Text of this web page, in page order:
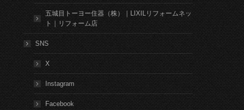
五城目トーヨー住器（株）｜LIXILリフォームネッ
ト｜リフォーム店
SNS
X
Instagram
Facebook